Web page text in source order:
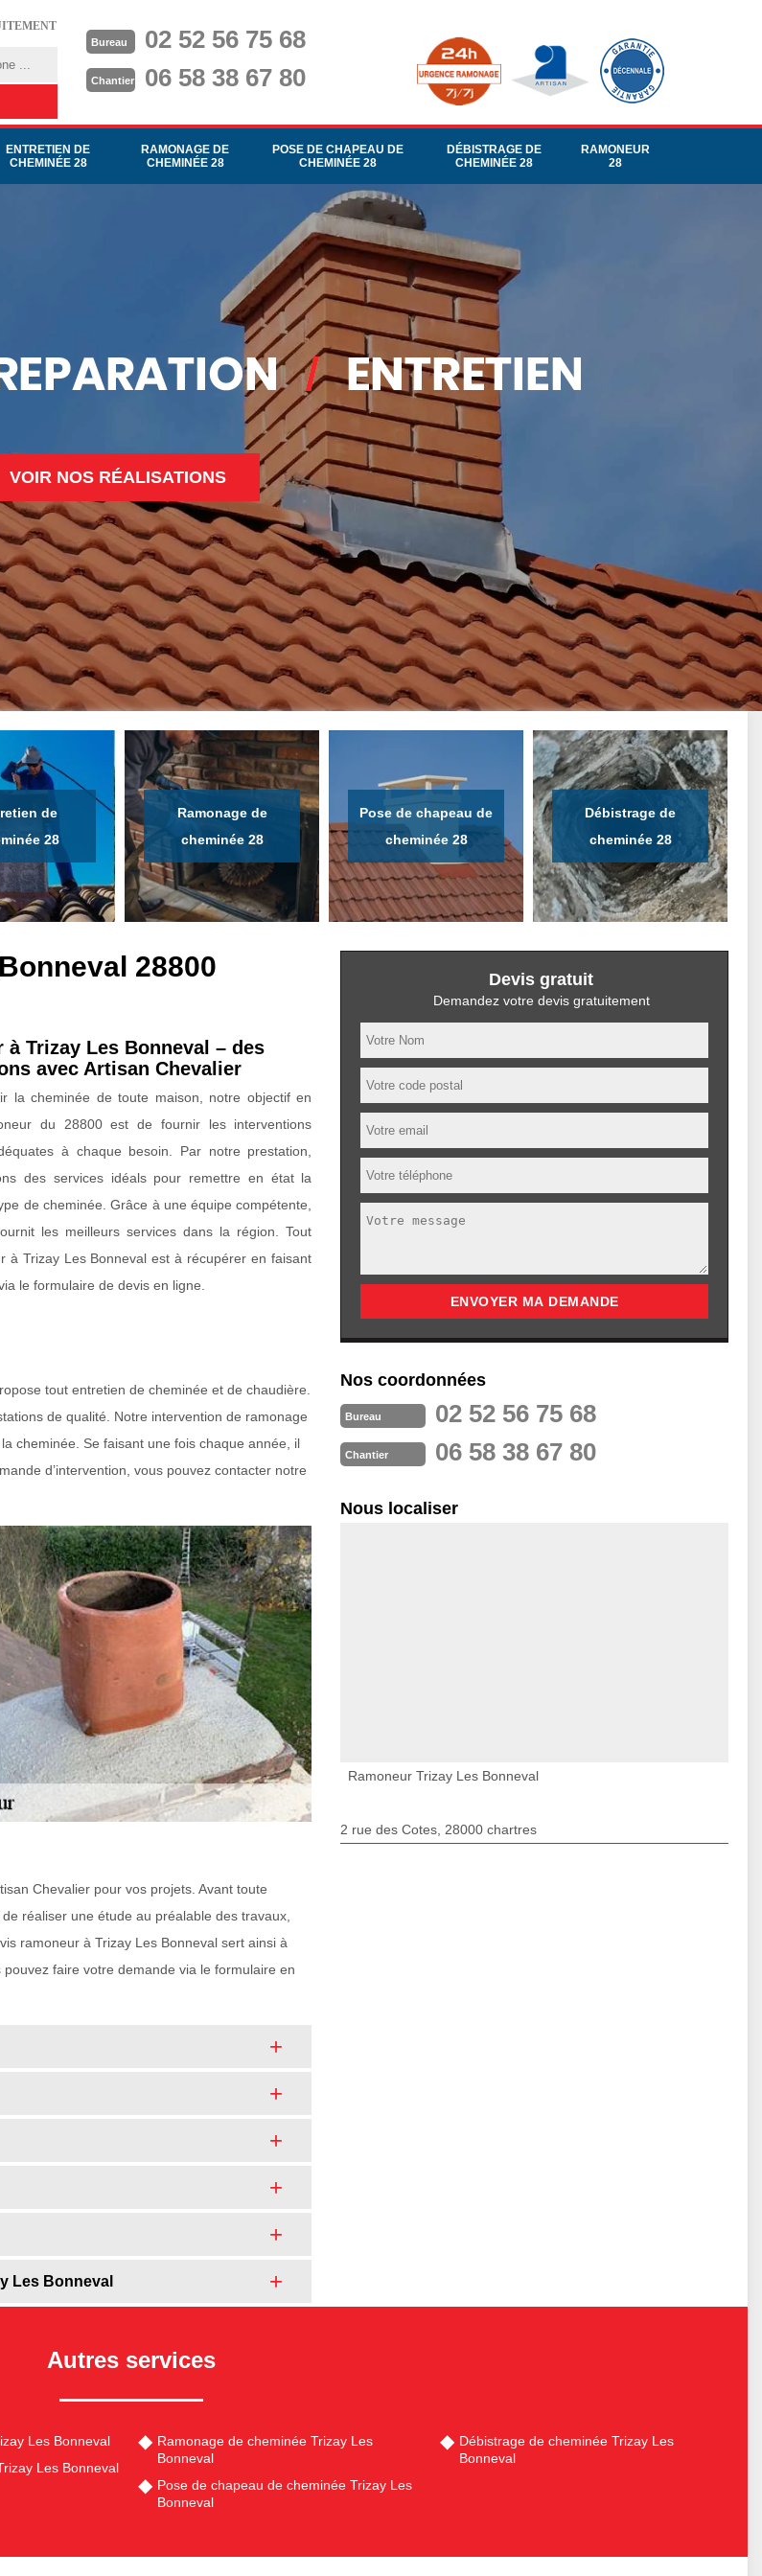
Bureau 02 52 56 75 68
Chantier 06 58 38 67 80
ENTRETIEN DE
CHEMINÉE 28
RAMONAGE DE
CHEMINÉE 28
POSE DE CHAPEAU DE
CHEMINÉE 28
DÉBISTRAGE DE
CHEMINÉE 28
RAMONEUR
28
VOIR NOS RÉALISATIONS
de
28
Ramonage de
cheminée 28
Pose de chapeau de
cheminée 28
Débistrage de
cheminée 28
28800
à Trizay Les Bonneval – des
avec Artisan Chevalier
la cheminée de toute maison, notre objectif en
du 28800 est de fournir les interventions
à chaque besoin. Par notre prestation,
des services idéals pour remettre en état la
de cheminée. Grâce à une équipe compétente,
les meilleurs services dans la région. Tout
à Trizay Les Bonneval est à récupérer en faisant
le formulaire de devis en ligne.
tout entretien de cheminée et de chaudière.
de qualité. Notre intervention de ramonage
cheminée. Se faisant une fois chaque année, il
d’intervention, vous pouvez contacter notre
Chevalier pour vos projets. Avant toute
réaliser une étude au préalable des travaux,
ramoneur à Trizay Les Bonneval sert ainsi à
faire votre demande via le formulaire en
Les Bonneval
Devis gratuit
Demandez votre devis gratuitement
Nos coordonnées
Bureau 02 52 56 75 68
Chantier 06 58 38 67 80
Nous localiser
Ramoneur Trizay Les Bonneval
2 rue des Cotes, 28000 chartres
Autres services
Les Bonneval
Les Bonneval
Ramonage de cheminée Trizay Les
Bonneval
Pose de chapeau de cheminée Trizay Les
Bonneval
Débistrage de cheminée Trizay Les
Bonneval